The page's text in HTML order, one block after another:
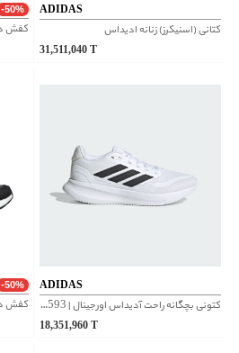
-50%
کفش
ADIDAS
کتانی (اسنیکرز) زنانه ادیداس
31,511,040
-50%
کفش
ADIDAS
کتونی بچگانه راحت آدیداس اورجینال | IE8593
18,351,960